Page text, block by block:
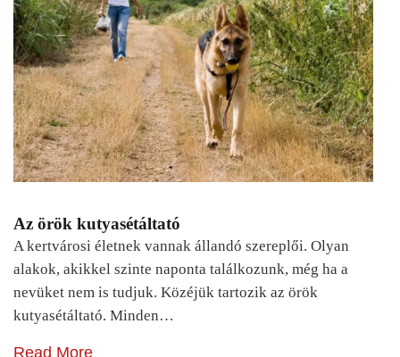
Az örök kutyasétáltató
A kertvárosi életnek vannak állandó szereplői. Olyan
alakok, akikkel szinte naponta találkozunk, még ha a
nevüket nem is tudjuk. Közéjük tartozik az örök
kutyasétáltató. Minden…
Read More